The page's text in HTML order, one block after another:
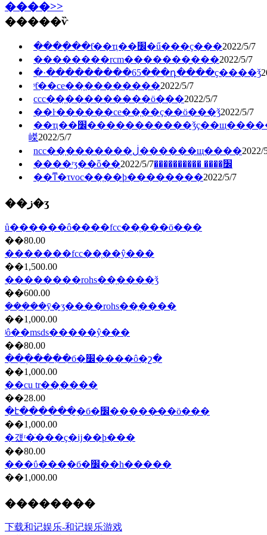
����>>
�����ѷ
����ָ��ƭ��ҵ��׼�ű���ҫ���2022/5/7
��������rcm�������̲���2022/5/7
�·���������65���դ����ҫ����ǯ
ˢƭ��ce��֤��������2022/5/7
ccc��֤�������̷��ö���2022/5/7
��ŀ������ce��֤��ҫ��ö���ǯ2022/5/7
��ҵ��׼�����������ǯҫ��щ�����
嵥2022/5/7
ncc��֤�������ڶ������щ����2022/
����ʳʒ��ȫ��׼���� ����������2022/5/7
��ͳ�τvoc��֤��ϸ��������2022/5/7
��ز�ʒ
ů������ô����fcc��֤���ö���
��80.00
�������fcc��֤��ŷ���
��1,500.00
��������rohs��֤����ǯ
��600.00
���ܼ��ȳ�ʒ����rohs��֤����
��1,000.00
ʲô��msds�����ŷ���
��80.00
���ְ���ִ�б�׼����ô�շ�
��1,000.00
��cu tr��֤����
��28.00
�է������ִ�б�׼�����̷��ö���
��1,000.00
�걨ʳ�ֺ���ҫ�ĳ��ϸ���
��80.00
���ΰ���ִ�б�׼��һ�����
��1,000.00
��������
下载和记娱乐-和记娱乐游戏